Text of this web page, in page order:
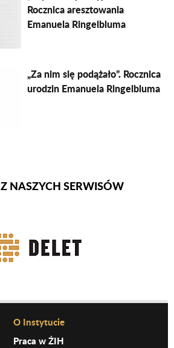
Rocznica aresztowania
Emanuela Ringelbluma
„Za nim się podążało”. Rocznica
urodzin Emanuela Ringelbluma
NASZYCH SERWISÓW
O Instytucie
Praca w ŻIH